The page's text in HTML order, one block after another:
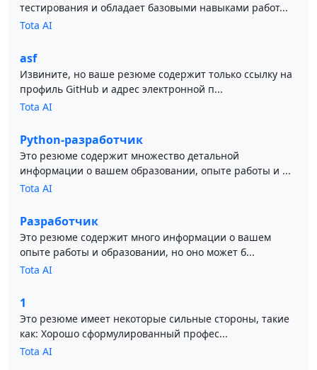
тестирования и обладает базовыми навыками работ...
Tota AI
asf
Извините, но ваше резюме содержит только ссылку на
профиль GitHub и адрес электронной п...
Tota AI
Python-разработчик
Это резюме содержит множество детальной
информации о вашем образовании, опыте работы и ...
Tota AI
Разработчик
Это резюме содержит много информации о вашем
опыте работы и образовании, но оно может б...
Tota AI
1
Это резюме имеет некоторые сильные стороны, такие
как: Хорошо сформулированный профес...
Tota AI